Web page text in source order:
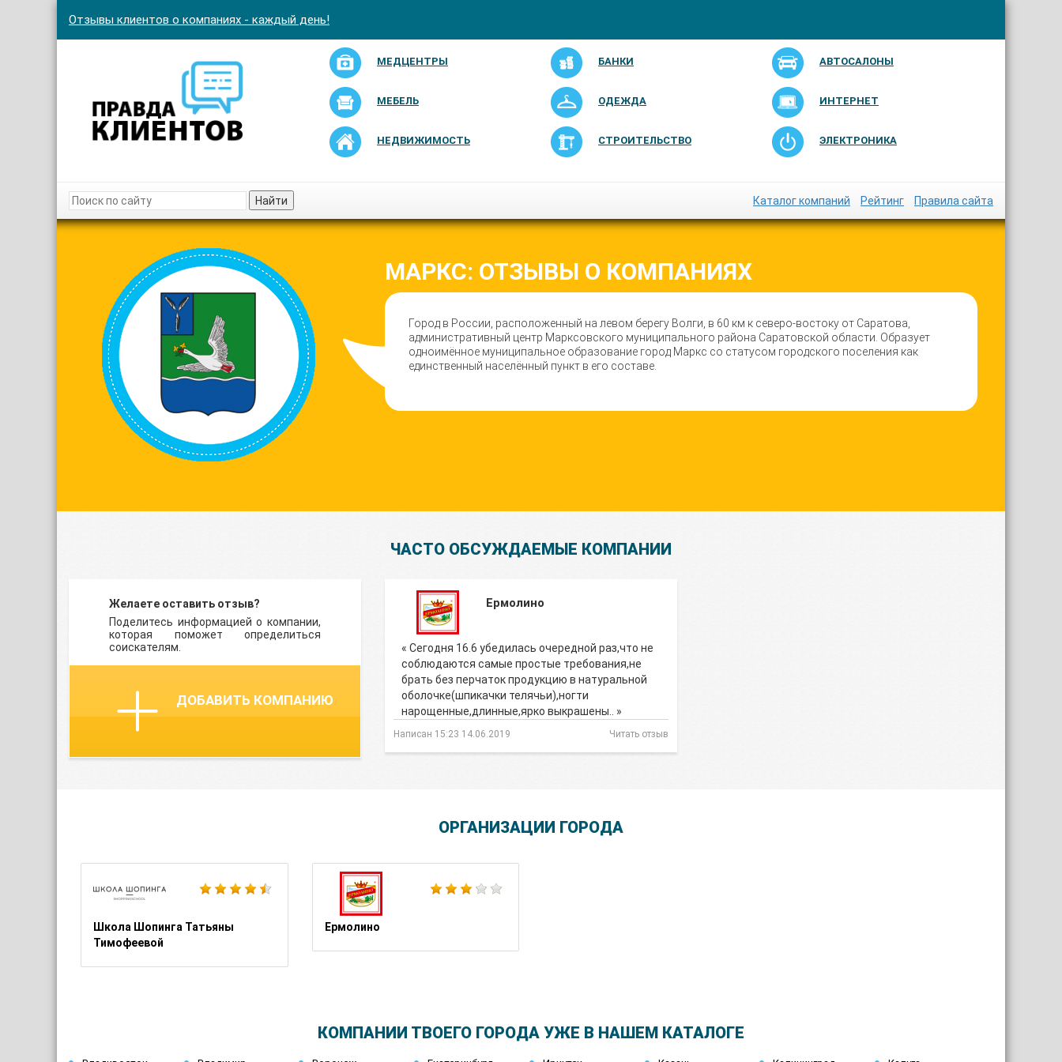
Отзывы клиентов о компаниях - каждый день!
МЕДЦЕНТРЫ БАНКИ АВТОСАЛОНЫ
МЕБЕЛЬ ОДЕЖДА ИНТЕРНЕТ
НЕДВИЖИМОСТЬ СТРОИТЕЛЬСТВО ЭЛЕКТРОНИКА
Найти Каталог компаний Рейтинг Правила сайта
МАРКС: ОТЗЫВЫ О КОМПАНИЯХ
Город в России, расположенный на левом берегу Волги, в 60 км к северо-востоку от Саратова,
административный центр Марксовского муниципального района Саратовской области. Образует
одноимённое муниципальное образование город Маркс со статусом городского поселения как
единственный населённый пункт в его составе.
ЧАСТО ОБСУЖДАЕМЫЕ КОМПАНИИ
Желаете оставить отзыв?
Поделитесь информацией о компании,
которая поможет определиться
соискателям.
ДОБАВИТЬ КОМПАНИЮ
Ермолино
« Сегодня 16.6 убедилась очередной раз,что не
соблюдаются самые простые требования,не
брать без перчаток продукцию в натуральной
оболочке(шпикачки телячьи),ногти
нарощенные,длинные,ярко выкрашены.. »
Написан 15:23 14.06.2019 Читать отзыв
ОРГАНИЗАЦИИ ГОРОДА
Школа Шопинга Татьяны
Тимофеевой
Ермолино
КОМПАНИИ ТВОЕГО ГОРОДА УЖЕ В НАШЕМ КАТАЛОГЕ